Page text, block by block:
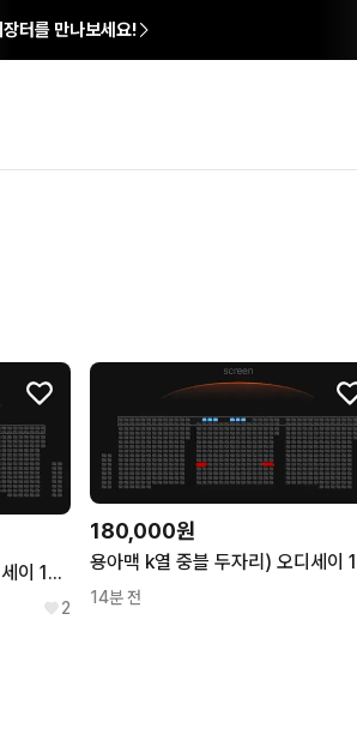
터를 만나보세요!
용아맥 n열 중블 두자리) 오디세이 13일 (목) 20:30 용산 아이맥스
2
180,000원
14분 전